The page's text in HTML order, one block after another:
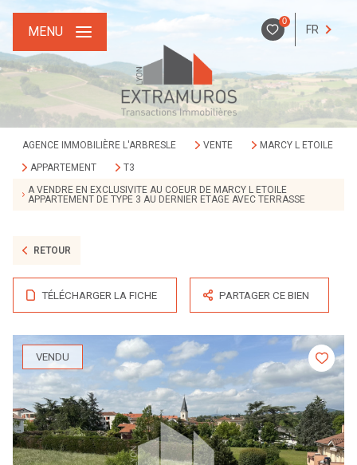
0
FR
MENU
AGENCE IMMOBILIÈRE L'ARBRESLE VENTE
MARCY L ETOILE
APPARTEMENT
T3
A VENDRE EN EXCLUSIVITE AU COEUR DE MARCY L ETOILE
APPARTEMENT DE TYPE 3 AU DERNIER ETAGE AVEC TERRASSE
RETOUR
TÉLÉCHARGER LA FICHE PARTAGER CE BIEN
VENDU